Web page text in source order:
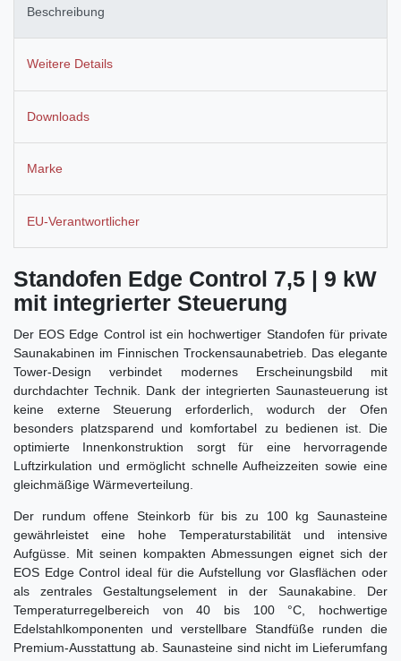
Beschreibung
Weitere Details
Downloads
Marke
EU-Verantwortlicher
Standofen Edge Control 7,5 | 9 kW
mit integrierter Steuerung
Der EOS Edge Control ist ein hochwertiger Standofen für private
Saunakabinen im Finnischen Trockensaunabetrieb. Das elegante
Tower-Design verbindet modernes Erscheinungsbild mit
durchdachter Technik. Dank der integrierten Saunasteuerung ist
keine externe Steuerung erforderlich, wodurch der Ofen
besonders platzsparend und komfortabel zu bedienen ist. Die
optimierte Innenkonstruktion sorgt für eine hervorragende
Luftzirkulation und ermöglicht schnelle Aufheizzeiten sowie eine
gleichmäßige Wärmeverteilung.
Der rundum offene Steinkorb für bis zu 100 kg Saunasteine
gewährleistet eine hohe Temperaturstabilität und intensive
Aufgüsse. Mit seinen kompakten Abmessungen eignet sich der
EOS Edge Control ideal für die Aufstellung vor Glasflächen oder
als zentrales Gestaltungselement in der Saunakabine. Der
Temperaturregelbereich von 40 bis 100 °C, hochwertige
Edelstahlkomponenten und verstellbare Standfüße runden die
Premium-Ausstattung ab. Saunasteine sind nicht im Lieferumfang